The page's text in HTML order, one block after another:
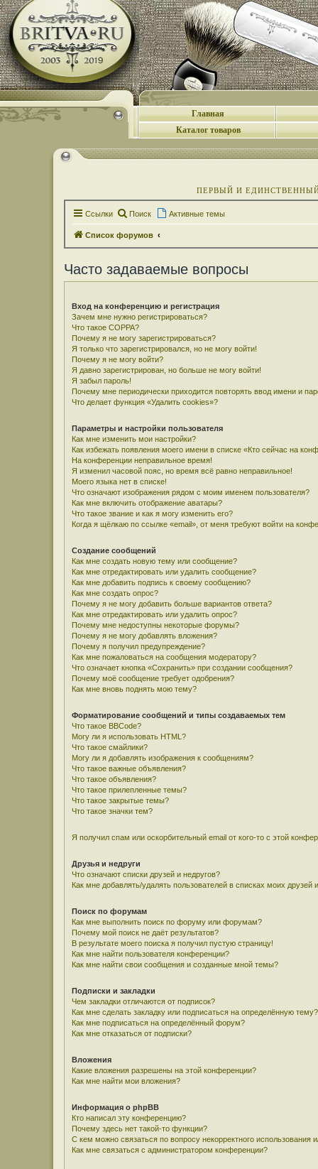
Главная
Каталог товаров
ПЕРВЫЙ И
Ссылки Поиск Активные темы
Список форумов
Часто задаваемые вопросы
Вход на конференцию и регистрация
Зачем мне нужно регистрироваться?
Что такое COPPA?
Почему я не могу зарегистрироваться?
Я только что зарегистрировался, но не могу войти!
Почему я не могу войти?
Я давно зарегистрирован, но больше не могу войти!
Я забыл пароль!
Почему мне периодически приходится повторять ввод имени и
Что делает функция «Удалить cookies»?
Параметры и настройки пользователя
Как мне изменить мои настройки?
Как избежать появления моего имени в списке «Кто сейчас на
На конференции неправильное время!
Я изменил часовой пояс, но время всё равно неправильное!
Моего языка нет в списке!
Что означают изображения рядом с моим именем пользователя?
Как мне включить отображение аватары?
Что такое звание и как я могу изменить его?
Когда я щёлкаю по ссылке «email», от меня требуют войти на
Создание сообщений
Как мне создать новую тему или сообщение?
Как мне отредактировать или удалить сообщение?
Как мне добавить подпись к своему сообщению?
Как мне создать опрос?
Почему я не могу добавить больше вариантов ответа?
Как мне отредактировать или удалить опрос?
Почему мне недоступны некоторые форумы?
Почему я не могу добавлять вложения?
Почему я получил предупреждение?
Как мне пожаловаться на сообщения модератору?
Что означает кнопка «Сохранить» при создании сообщения?
Почему моё сообщение требует одобрения?
Как мне вновь поднять мою тему?
Форматирование сообщений и типы создаваемых тем
Что такое BBCode?
Могу ли я использовать HTML?
Что такое смайлики?
Могу ли я добавлять изображения к сообщениям?
Что такое важные объявления?
Что такое объявления?
Что такое прилепленные темы?
Что такое закрытые темы?
Что такое значки тем?
Я получил спам или оскорбительный email от кого-то с этой
Друзья и недруги
Что означают списки друзей и недругов?
Как мне добавлять/удалять пользователей в списках моих друзей
Поиск по форумам
Как мне выполнить поиск по форуму или форумам?
Почему мой поиск не даёт результатов?
В результате моего поиска я получил пустую страницу!
Как мне найти пользователя конференции?
Как мне найти свои сообщения и созданные мной темы?
Подписки и закладки
Чем закладки отличаются от подписок?
Как мне сделать закладку или подписаться на определённую тему?
Как мне подписаться на определённый форум?
Как мне отказаться от подписки?
Вложения
Какие вложения разрешены на этой конференции?
Как мне найти мои вложения?
Информация о phpBB
Кто написал эту конференцию?
Почему здесь нет такой-то функции?
С кем можно связаться по вопросу некорректного
Как мне связаться с администратором конференции?